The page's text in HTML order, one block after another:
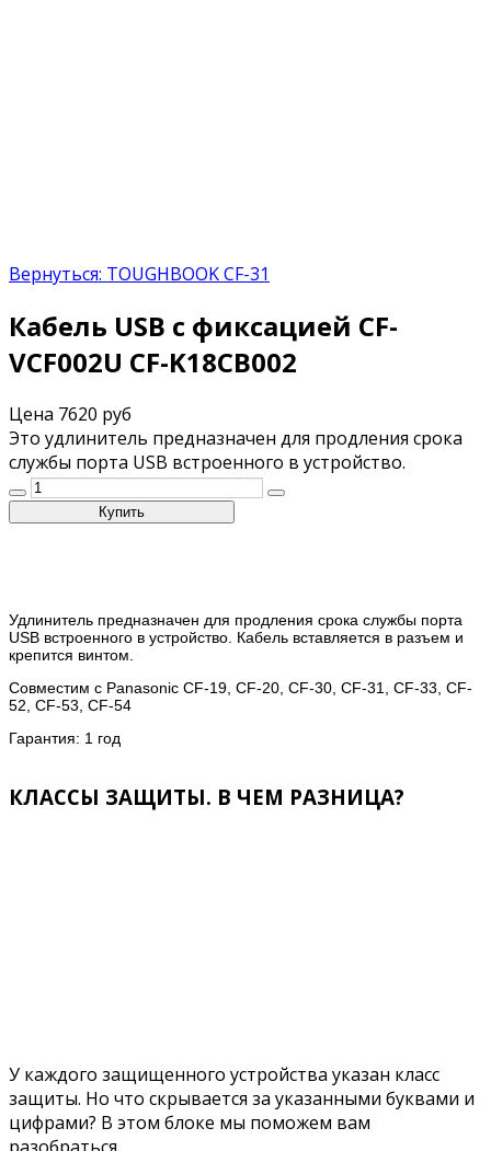
Вернуться: TOUGHBOOK CF-31
Кабель USB с фиксацией CF-
VCF002U CF-K18CB002
Цена 7620 руб
Это удлинитель предназначен для продления срока
службы порта USB встроенного в устройство.
Удлинитель предназначен для продления срока службы порта
USB встроенного в устройство. Кабель вставляется в разъем и
крепится винтом.
Совместим с Panasonic CF-19, CF-20, CF-30, CF-31, CF-33, CF-
52, CF-53, CF-54
Гарантия: 1 год
КЛАССЫ ЗАЩИТЫ. В ЧЕМ РАЗНИЦА?
У каждого защищенного устройства указан класс
защиты. Но что скрывается за указанными буквами и
цифрами? В этом блоке мы поможем вам